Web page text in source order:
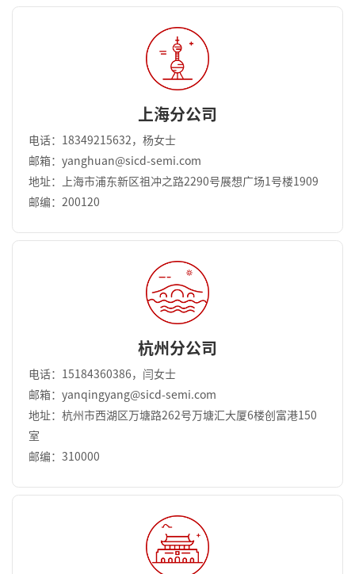
上海分公司
电话：18349215632，杨女士
邮箱：yanghuan@sicd-semi.com
地址：上海市浦东新区祖冲之路2290号展想广场1号楼1909
邮编：200120
杭州分公司
电话：15184360386，闫女士
邮箱：yanqingyang@sicd-semi.com
地址：杭州市西湖区万塘路262号万塘汇大厦6楼创富港150
室
邮编：310000